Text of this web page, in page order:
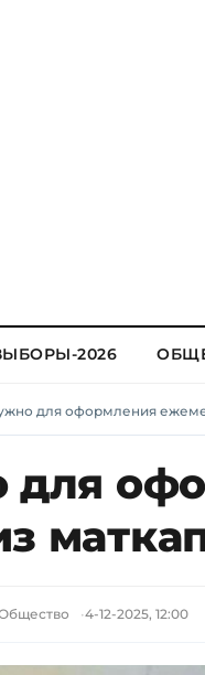
2026
для оформления
для
4-12-2025, 12:00